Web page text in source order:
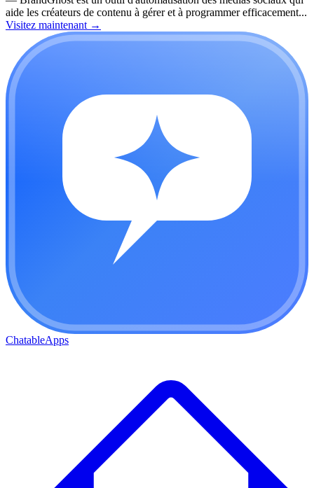
aide les créateurs de contenu à gérer et à programmer efficacement...
Visitez maintenant →
ChatableApps